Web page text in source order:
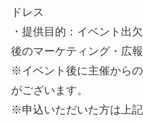
ドレス
・提供目的：イベント出
後のマーケティング・広
※イベント後に主催から
がございます。
※申込いただいた方は上